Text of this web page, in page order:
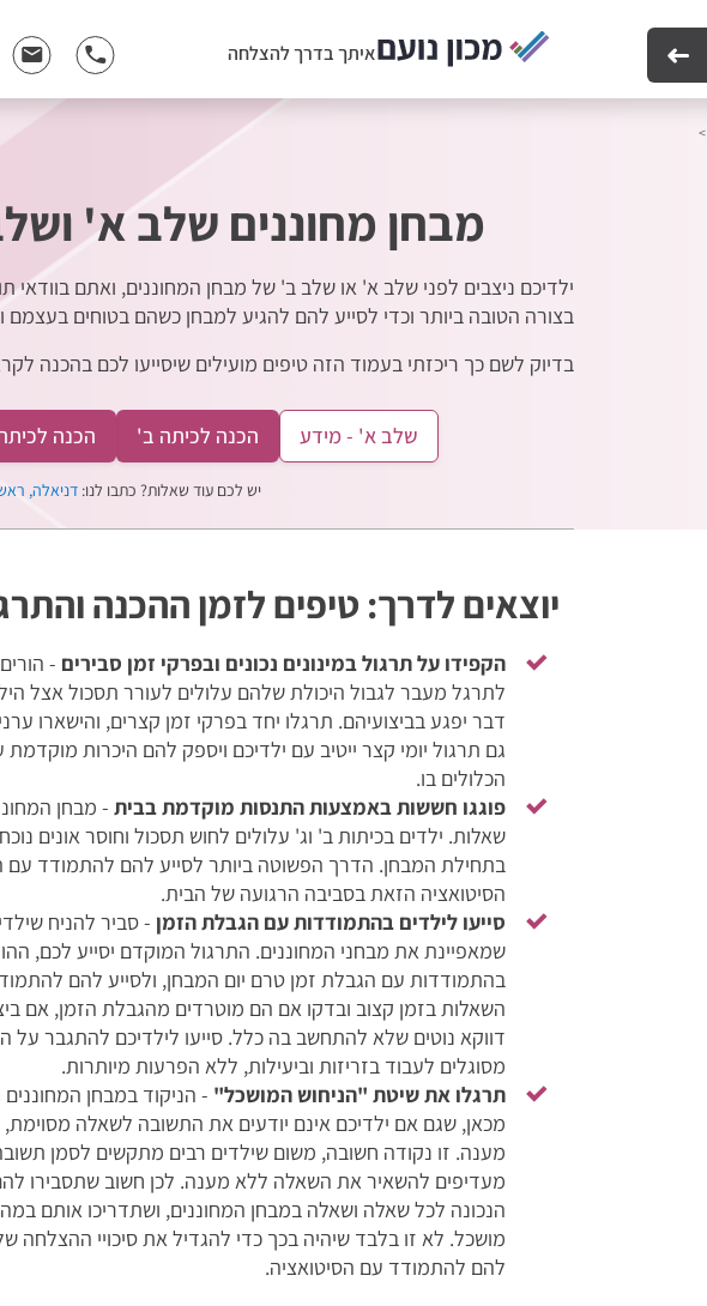
איתך בדרך להצלחה
מבחן מחוננים שלב א'
ילדיכם ניצבים לפני שלב א' או שלב ב' של מבחן המחוננים, ואתם בוודאי
בצורה הטובה ביותר וכדי לסייע להם להגיע למבחן כשהם בטוחים בעצמם
בדיוק לשם כך ריכזתי בעמוד הזה טיפים מועילים שיסייעו לכם בהכנה
שלב א' - מידע הכנה לכיתה ב' הכנה
יש לכם עוד שאלות? כתבו לנו: דניאלה,
יוצאים לדרך: טיפים לזמן ההכנה
הקפידו על תרגול במינונים נכונים ובפרקי זמן סבירים -
לתרגל מעבר לגבול היכולת שלהם עלולים לעורר תסכול אצל
דבר יפגע בביצועיהם. תרגלו יחד בפרקי זמן קצרים, והישארו
גם תרגול יומי קצר ייטיב עם ילדיכם ויספק להם היכרות
הכלולים בו.
פוגגו חששות באמצעות התנסות מוקדמת בבית - מבחן
שאלות. ילדים בכיתות ב' וג' עלולים לחוש תסכול וחוסר אונים
בתחילת המבחן. הדרך הפשוטה ביותר לסייע להם להתמודד
הסיטואציה הזאת בסביבה הרגועה של הבית.
סייעו לילדים בהתמודדות עם הגבלת הזמן - סביר להניח
שמאפיינת את מבחני המחוננים. התרגול המוקדם יסייע לכם,
בהתמודדות עם הגבלת זמן טרם יום המבחן, ולסייע להם
השאלות בזמן קצוב ובדקו אם הם מוטרדים מהגבלת הזמן, אם
דווקא נוטים שלא להתחשב בה כלל. סייעו לילדיכם להתגבר על
מסוגלים לעבוד בזריזות וביעילות, ללא הפרעות מיותרות.
תרגלו את שיטת "הניחוש המושכל" - הניקוד במבחן
מכאן, שגם אם ילדיכם אינם יודעים את התשובה לשאלה מסוימת,
מענה. זו נקודה חשובה, משום שילדים רבים מתקשים לסמן
מעדיפים להשאיר את השאלה ללא מענה. לכן חשוב שתסבירו
הנכונה לכל שאלה ושאלה במבחן המחוננים, ושתדריכו אותם
מושכל. לא זו בלבד שיהיה בכך כדי להגדיל את סיכויי ההצלחה
להם להתמודד עם הסיטואציה.